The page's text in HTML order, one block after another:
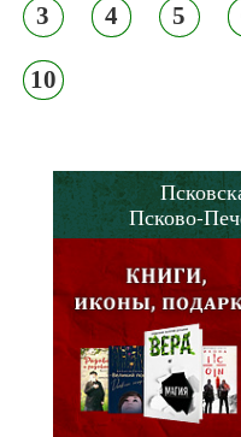
3 4 5
10
Псково-